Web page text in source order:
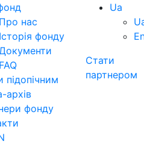
Про нас
Історія фонду
FAQ
підопічним
архів
фонду
Ua
Стати
партнером